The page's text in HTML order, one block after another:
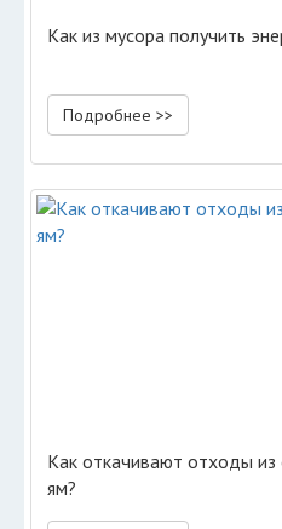
Как из мусора получить
Подробнее >>
Как откачивают отходы из
ям?